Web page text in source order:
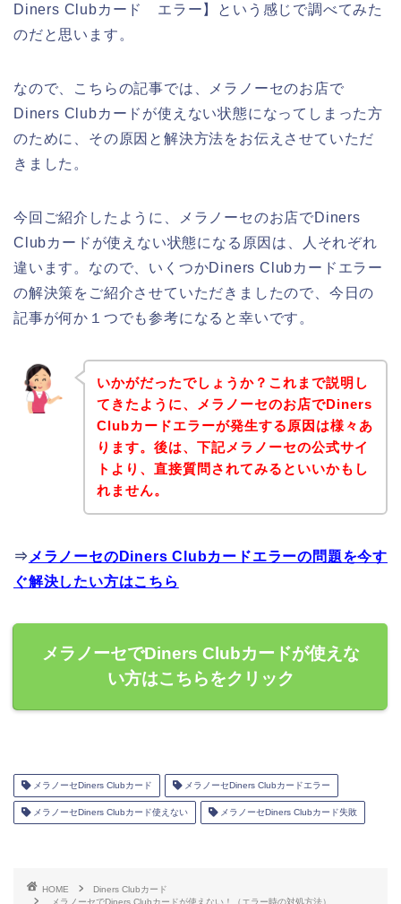
Diners Clubカード エラー】という感じで調べてみた
のだと思います。
なので、こちらの記事では、メラノーセのお店で
Diners Clubカードが使えない状態になってしまった方
のために、その原因と解決方法をお伝えさせていただ
きました。
今回ご紹介したように、メラノーセのお店でDiners
Clubカードが使えない状態になる原因は、人それぞれ
違います。なので、いくつかDiners Clubカードエラー
の解決策をご紹介させていただきましたので、今日の
記事が何か１つでも参考になると幸いです。
いかがだったでしょうか？これまで説明し
てきたように、メラノーセのお店でDiners
Clubカードエラーが発生する原因は様々あ
ります。後は、下記メラノーセの公式サイ
トより、直接質問されてみるといいかもし
れません。
⇒ メラノーセのDiners Clubカードエラーの問題を今す
ぐ解決したい方はこちら
メラノーセでDiners Clubカードが使えな
い方はこちらをクリック
メラノーセDiners Clubカード メラノーセDiners Clubカードエラー
メラノーセDiners Clubカード使えない メラノーセDiners Clubカード失敗
HOME
Diners Clubカード
メラノーセでDiners Clubカードが使えない！（エラー時の対処方法）